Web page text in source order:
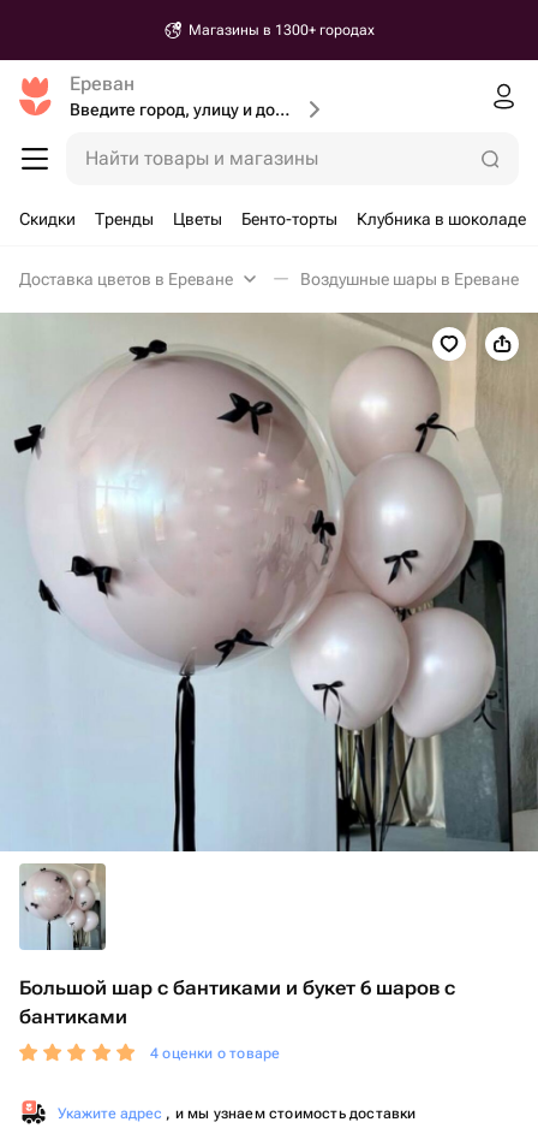
Магазины в 1300+ городах
Ереван
Введите город, улицу и дом доставки
Найти товары и магазины
Скидки Тренды Цветы Бенто-торты Клубника в шоколаде
Доставка цветов в Ереване Воздушные шары в Ереване
Большой шар с бантиками и букет 6 шаров с
бантиками
4 оценки о товаре
Укажите адрес , и мы узнаем стоимость доставки